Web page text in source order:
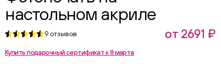
настольном акриле
9 отзывов от 2691 ₽
Купить подарочный сертификат к 8 марта